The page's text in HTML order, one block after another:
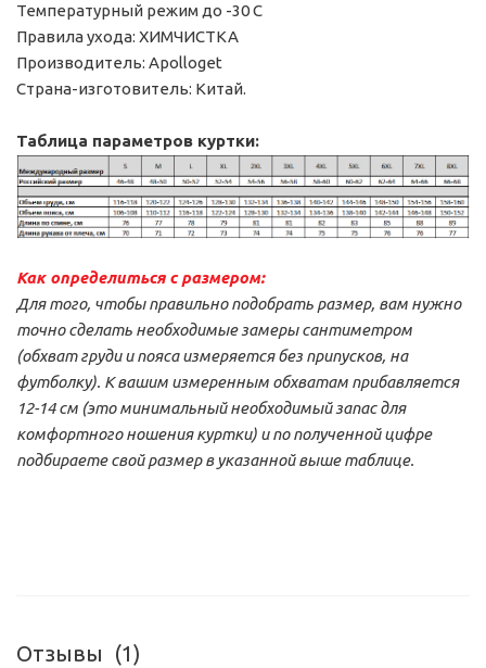
Температурный режим до -30 С
Правила ухода: ХИМЧИСТКА
Производитель: Apolloget
Страна-изготовитель: Китай.
Таблица параметров куртки:
Как определиться с размером:
Для того, чтобы правильно подобрать размер, вам нужно
точно сделать необходимые замеры сантиметром
(обхват груди и пояса измеряется без припусков, на
футболку). К вашим измеренным обхватам прибавляется
12-14 см (это минимальный необходимый запас для
комфортного ношения куртки) и по полученной цифре
подбираете свой размер в указанной выше таблице.
Отзывы (1)